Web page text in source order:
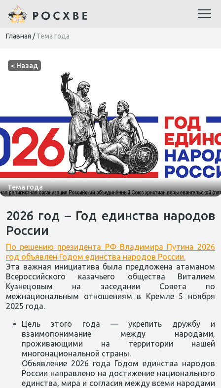
Главная /Тема года
< Назад
Тема года
2026 год – Год единства народов
России
По решению президента РФ Владимира Путина 2026
год объявлен Годом единства народов России.
Эта важная инициатива была предложена атаманом
Всероссийского казачьего общества Виталием
Кузнецовым на заседании Совета по
межнациональным отношениям в Кремле 5 ноября
2025 года.
Цель этого года — укрепить дружбу и
взаимопонимание между народами,
проживающими на территории нашей
многонациональной страны.
Объявление 2026 года Годом единства народов
России направлено на достижение национального
единства, мира и согласия между всеми народами